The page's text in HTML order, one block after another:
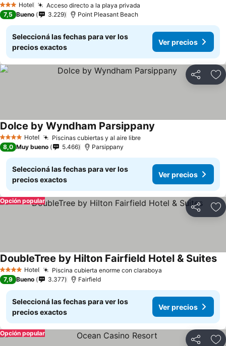
3 Estrellas
Hotel Acceso directo a la playa privada
7,5 Bueno 3.229 Point Pleasant Beach
Seleccioná las fechas para ver los
precios exactos
Ver precios
Compartir
4 EstrellasHotel Piscinas cubiertas y al aire libre
Dolce by Wyndham Parsippany
8,0 Muy bueno 5.466 Parsippany
Seleccioná las fechas para ver los
precios exactos
Ver precios
Compartir
Opción popular
4 EstrellasHotel Piscina cubierta enorme con claraboya
DoubleTree by Hilton Fairfield Hotel & Suites
7,9 Bueno 3.377 Fairfield
Seleccioná las fechas para ver los
precios exactos
Ver precios
Compartir
Opción popular